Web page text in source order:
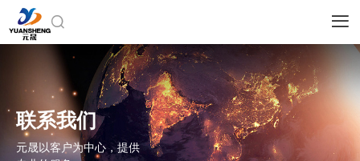
 
联系我们
元晟以客户为中心，提供